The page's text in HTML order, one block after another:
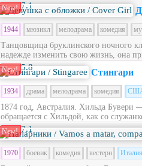
New! 7.1
1944 мюзикл мелодрама комедия
Танцовщица бруклинского ночного
надежде изменить свою жизнь, она
New! 5.8 Стингари
1934 драма мелодрама комедия
1874 год, Австралия. Хильда Бувери
обращается с Хильдой, как со
New! 7.1
1970 боевик комедия вестерн Италия